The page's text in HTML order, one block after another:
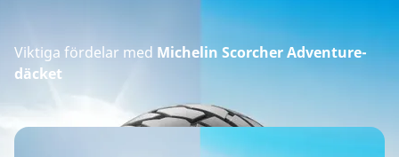
Viktiga fördelar med Michelin Scorcher Adventure-
däcket